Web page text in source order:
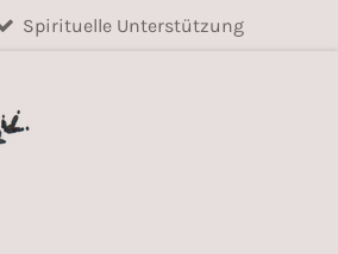
Spirituelle Unterstützung